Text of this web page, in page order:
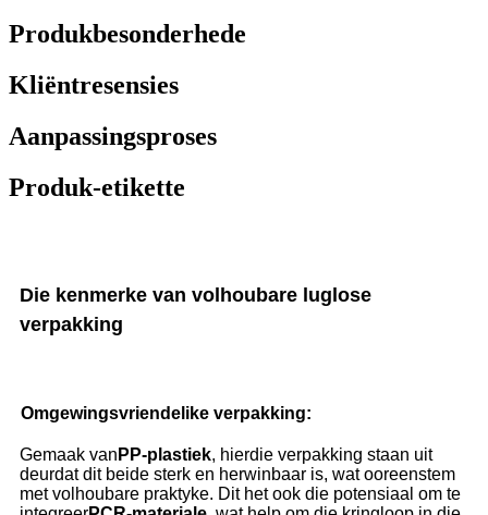
Produkbesonderhede
Kliëntresensies
Aanpassingsproses
Produk-etikette
Die kenmerke van volhoubare luglose
verpakking
Omgewingsvriendelike verpakking:
Gemaak van PP-plastiek, hierdie verpakking staan ​​uit
deurdat dit beide sterk en herwinbaar is, wat ooreenstem
met volhoubare praktyke. Dit het ook die potensiaal om te